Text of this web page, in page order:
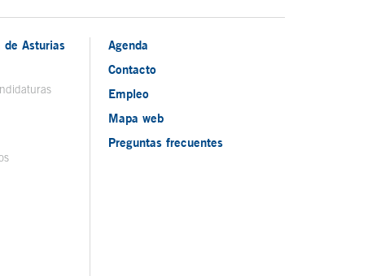
de Asturias
Agenda
Contacto
Empleo
Mapa web
Preguntas frecuentes